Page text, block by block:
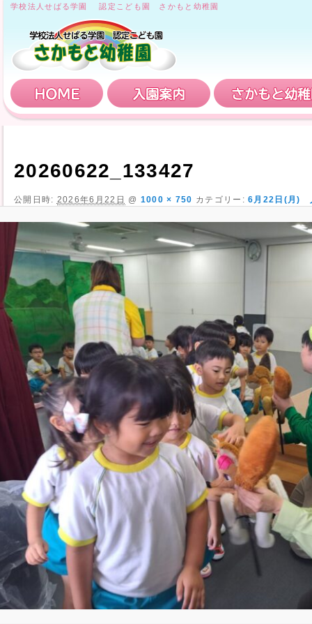
学校法人せばる学園 認定こども園 さかもと幼稚園
HOME 入園案内
20260622_133427
公開日時: 2026年6月22日 @ 1000 × 750 カテゴリー:6月22日(月)